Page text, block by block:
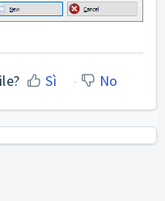
Sì No